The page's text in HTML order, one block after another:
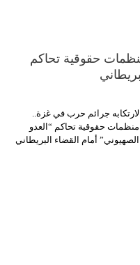
حقوقية تحاكم
لارتكابه جرائم حرب في غزة..
منظمات حقوقية تحاكم “العدو
الصهيوني” أمام القضاء البريطاني